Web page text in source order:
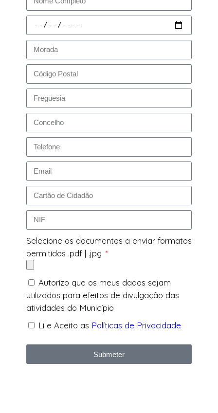
Selecione os documentos a enviar formatos
permitidos .pdf | .jpg
Autorizo que os meus dados sejam
utilizados para efeitos de divulgação das
atividades do Município
Li e Aceito as Políticas de Privacidade
Submeter